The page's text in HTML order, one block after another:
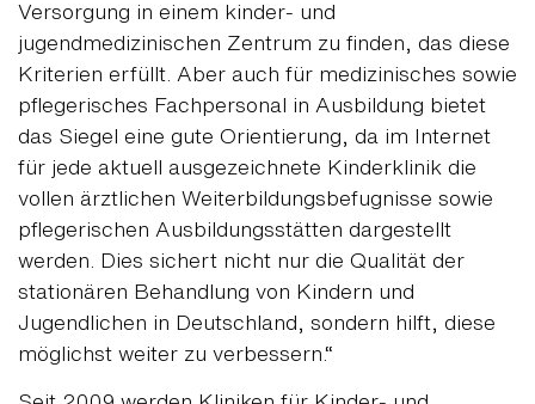
Versorgung in einem kinder- und
jugendmedizinischen Zentrum zu finden, das diese
Kriterien erfüllt. Aber auch für medizinisches sowie
pflegerisches Fachpersonal in Ausbildung bietet
das Siegel eine gute Orientierung, da im Internet
für jede aktuell ausgezeichnete Kinderklinik die
vollen ärztlichen Weiterbildungsbefugnisse sowie
pflegerischen Ausbildungsstätten dargestellt
werden. Dies sichert nicht nur die Qualität der
stationären Behandlung von Kindern und
Jugendlichen in Deutschland, sondern hilft, diese
möglichst weiter zu verbessern.“